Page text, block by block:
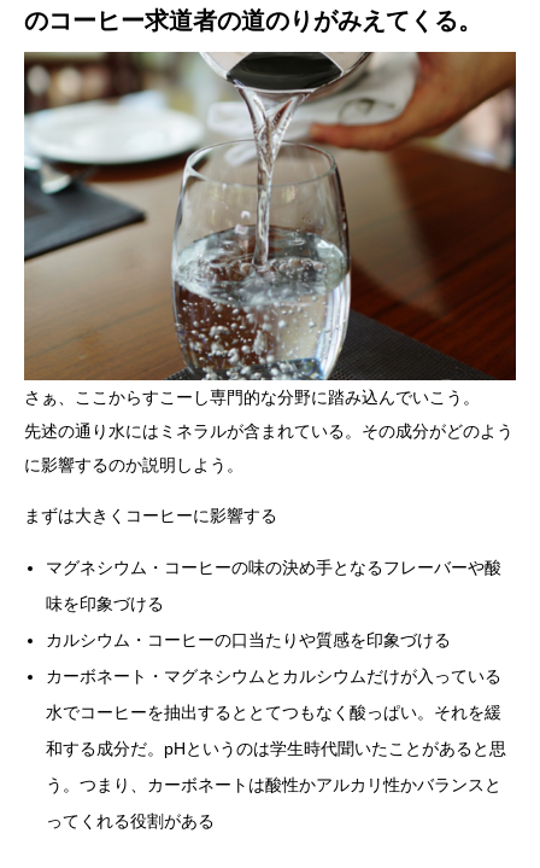
のコーヒー求道者の道のりがみえてくる。
さぁ、ここからすこーし専門的な分野に踏み込んでいこう。
先述の通り水にはミネラルが含まれている。その成分がどのよう
に影響するのか説明しよう。
まずは大きくコーヒーに影響する
マグネシウム・コーヒーの味の決め手となるフレーバーや酸
味を印象づける
カルシウム・コーヒーの口当たりや質感を印象づける
カーボネート・マグネシウムとカルシウムだけが入っている
水でコーヒーを抽出するととてつもなく酸っぱい。それを緩
和する成分だ。pHというのは学生時代聞いたことがあると思
う。つまり、カーボネートは酸性かアルカリ性かバランスと
ってくれる役割がある